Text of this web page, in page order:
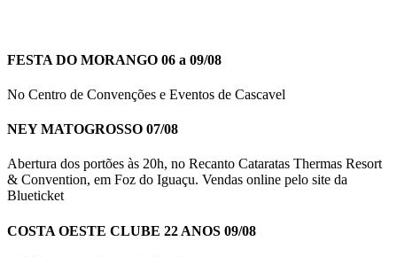
FESTA DO MORANGO 06 a 09/08
No Centro de Convenções e Eventos de Cascavel
NEY MATOGROSSO 07/08
Abertura dos portões às 20h, no Recanto Cataratas Thermas Resort
& Convention, em Foz do Iguaçu. Vendas online pelo site da
Blueticket
COSTA OESTE CLUBE 22 ANOS 09/08